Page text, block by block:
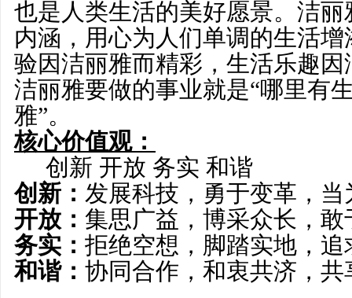
也是人类生活的美好愿景。洁丽
内涵，用心为人们单调的生活
验因洁丽雅而精彩，生活乐趣
洁丽雅要做的事业就是“哪里有
雅”。
核心价值观：
创新 开放 务实 和谐
创新： 发展科技，勇于变革，当
开放： 集思广益，博采众长，敢
务实： 拒绝空想，脚踏实地，追
和谐： 协同合作，和衷共济，共